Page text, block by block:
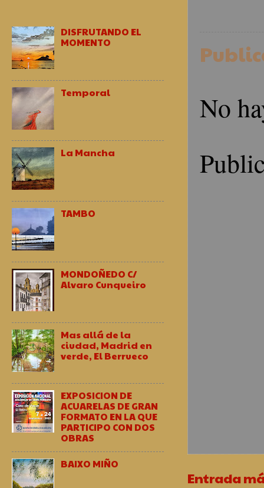
No
Entrada
DISFRUTANDO EL
MOMENTO
Temporal
La Mancha
TAMBO
MONDOÑEDO C/
Alvaro Cunqueiro
Mas allá de la
ciudad, Madrid en
verde, El Berrueco
EXPOSICION DE
ACUARELAS DE GRAN
FORMATO EN LA QUE
PARTICIPO CON DOS
OBRAS
BAIXO MIÑO